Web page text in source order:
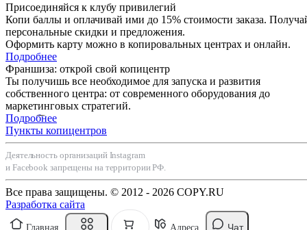
Присоединяйся к клубу привилегий
Копи баллы и оплачивай ими до 15% стоимости заказа.
персональные скидки и предложения.
Оформить карту можно в копировальных центрах и онлайн.
Подробнее
Франшиза: открой свой копицентр
Ты получишь все необходимое для запуска и развития
собственного центра: от современного оборудования до
маркетинговых стратегий.
Подробнее
Пункты копицентров
Деятельность организаций Instagram
и Facebook запрещены на территории РФ.
Все права защищены. © 2012 - 2026 COPY.RU
Разработка сайта
Главная Адреса Чат